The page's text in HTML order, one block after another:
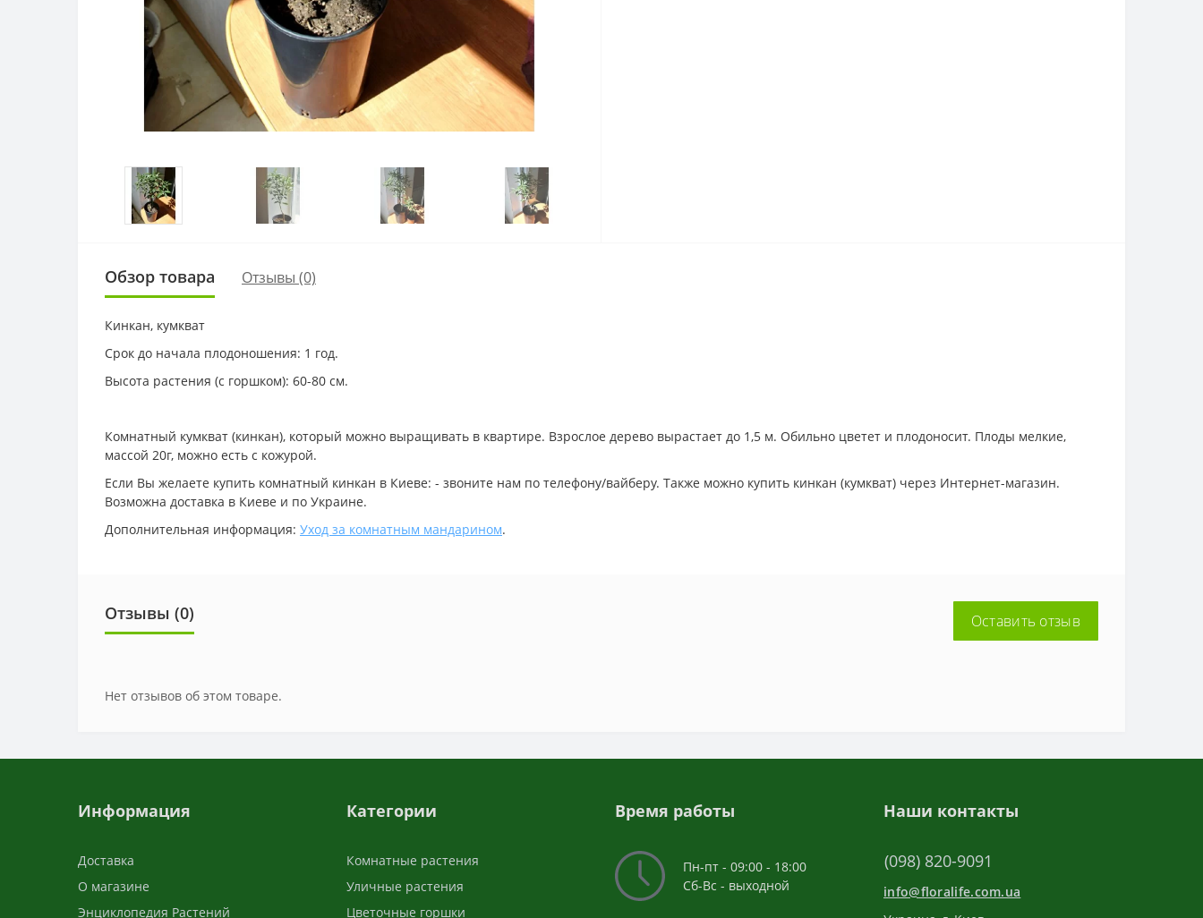
Обзор товара Отзывы (0)
Кинкан, кумкват
Срок до начала плодоношения: 1 год.
Высота растения (с горшком): 60-80 см.
Комнатный кумкват (кинкан), который можно выращивать в квартире. Взрослое дерево вырастает до 1,5 м. Обильно цветет и плодоносит. Плоды мелкие,
массой 20г, можно есть с кожурой.
Если Вы желаете купить комнатный кинкан в Киеве: - звоните нам по телефону/вайберу. Также можно купить кинкан (кумкват) через Интернет-магазин.
Возможна доставка в Киеве и по Украине.
Дополнительная информация: Уход за комнатным мандарином.
Отзывы (0) Оставить отзыв
Нет отзывов об этом товаре.
Информация
Доставка
О магазине
Энциклопедия Растений
Категории
Комнатные растения
Уличные растения
Цветочные горшки
Время работы
Пн-пт - 09:00 - 18:00
Сб-Вс - выходной
Наши контакты
(098) 820-9091
info@floralife.com.ua